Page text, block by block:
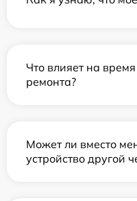
Что влияет на
ремонта?
Может ли вместо
устройство другой